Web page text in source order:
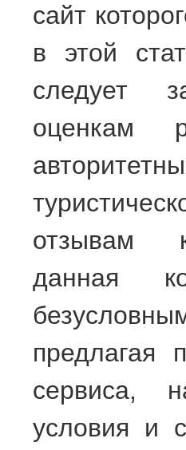
сайт
в этой
следует
оценкам
отзывам
данная
предлагая
сервиса,
условия и